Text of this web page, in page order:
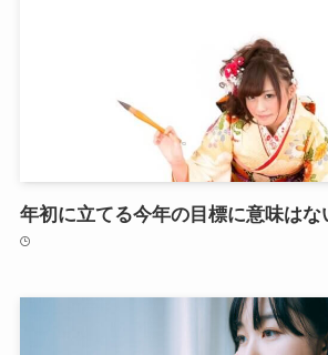
年初に立てる今年の目標に意味は